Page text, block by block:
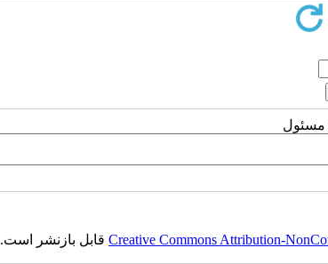
مسئول
Creative Commons Attribution-قابل بازنشر است.